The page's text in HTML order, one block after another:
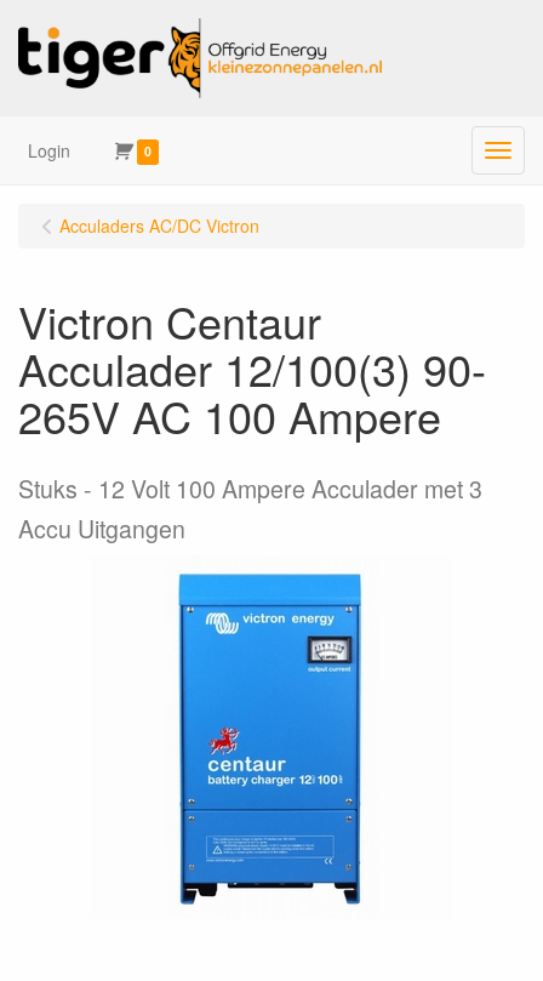
Login 0 Menu
Acculaders AC/DC Victron
Victron Centaur
Acculader 12/100(3) 90-
265V AC 100 Ampere
Stuks
12 Volt 100 Ampere Acculader met 3
Accu Uitgangen